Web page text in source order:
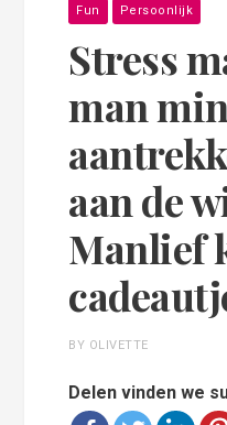
Fun Persoonlijk
Stress
man
aan de
Manlief
BY OLIVETTE
Delen vinden we